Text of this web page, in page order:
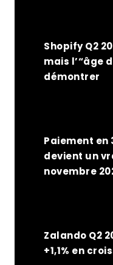
Shopify Q2
mais l’“âge
démontrer
Paiement en
devient un
novembre
Zalando Q2
+1,1% en